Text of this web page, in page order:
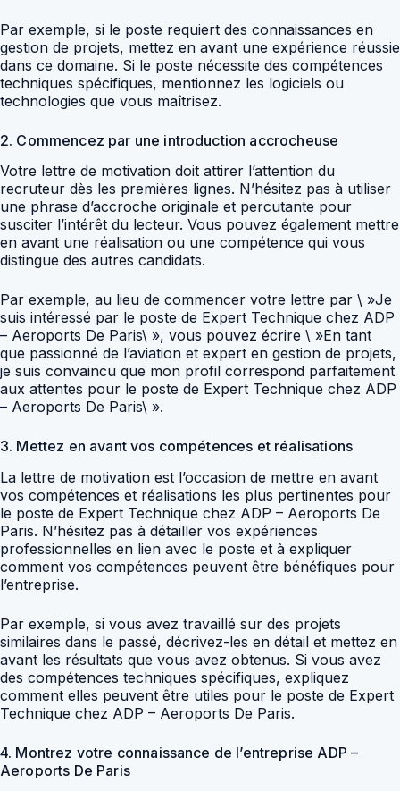
Par exemple, si le poste requiert des connaissances en
gestion de projets, mettez en avant une expérience réussie
dans ce domaine. Si le poste nécessite des compétences
techniques spécifiques, mentionnez les logiciels ou
technologies que vous maîtrisez.
2. Commencez par une introduction accrocheuse
Votre lettre de motivation doit attirer l’attention du
recruteur dès les premières lignes. N’hésitez pas à utiliser
une phrase d’accroche originale et percutante pour
susciter l’intérêt du lecteur. Vous pouvez également mettre
en avant une réalisation ou une compétence qui vous
distingue des autres candidats.
Par exemple, au lieu de commencer votre lettre par \ »Je
suis intéressé par le poste de Expert Technique chez ADP
– Aeroports De Paris\ », vous pouvez écrire \ »En tant
que passionné de l’aviation et expert en gestion de projets,
je suis convaincu que mon profil correspond parfaitement
aux attentes pour le poste de Expert Technique chez ADP
– Aeroports De Paris\ ».
3. Mettez en avant vos compétences et réalisations
La lettre de motivation est l’occasion de mettre en avant
vos compétences et réalisations les plus pertinentes pour
le poste de Expert Technique chez ADP – Aeroports De
Paris. N’hésitez pas à détailler vos expériences
professionnelles en lien avec le poste et à expliquer
comment vos compétences peuvent être bénéfiques pour
l’entreprise.
Par exemple, si vous avez travaillé sur des projets
similaires dans le passé, décrivez-les en détail et mettez en
avant les résultats que vous avez obtenus. Si vous avez
des compétences techniques spécifiques, expliquez
comment elles peuvent être utiles pour le poste de Expert
Technique chez ADP – Aeroports De Paris.
4. Montrez votre connaissance de l’entreprise ADP –
Aeroports De Paris